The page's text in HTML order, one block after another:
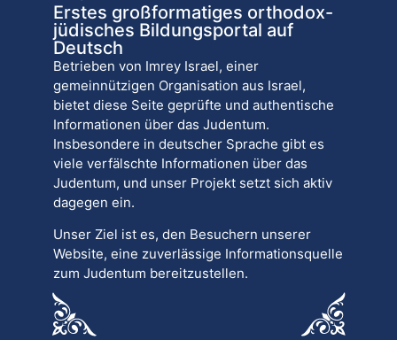
Erstes großformatiges orthodox-
jüdisches Bildungsportal auf
Deutsch
Betrieben von Imrey Israel, einer
gemeinnützigen Organisation aus Israel,
bietet diese Seite geprüfte und authentische
Informationen über das Judentum.
Insbesondere in deutscher Sprache gibt es
viele verfälschte Informationen über das
Judentum, und unser Projekt setzt sich aktiv
dagegen ein.
Unser Ziel ist es, den Besuchern unserer
Website, eine zuverlässige Informationsquelle
zum Judentum bereitzustellen.